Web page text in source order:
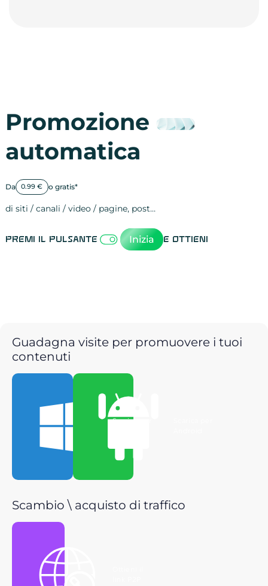
Promozione
automatica
Da 0.99 € o gratis*
di siti / canali / video / pagine, post…
Premi il pulsante Inizia e ottieni
Guadagna visite per promuovere i tuoi
contenuti
Scarica per
Scambio \ acquisto di traffico